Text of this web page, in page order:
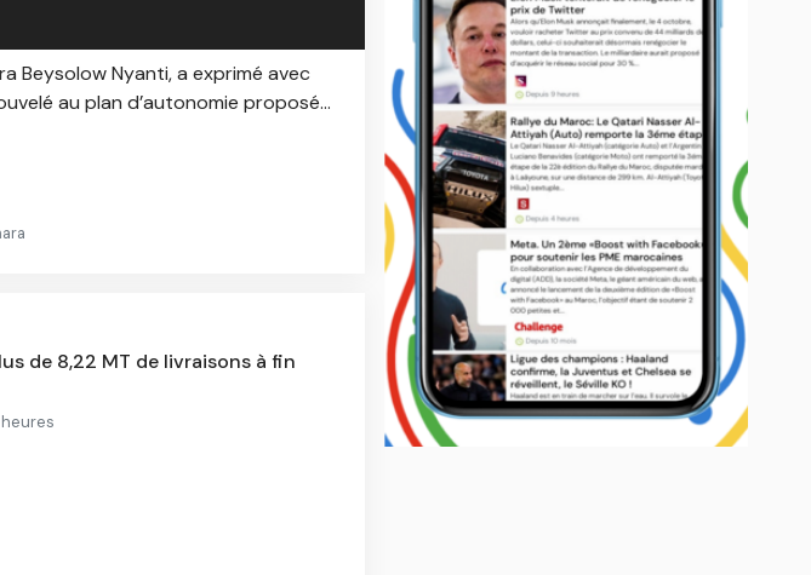
Beysolow Nyanti, a exprimé avec
au plan d’autonomie proposé...
de 8,22 MT de livraisons à fin
heures